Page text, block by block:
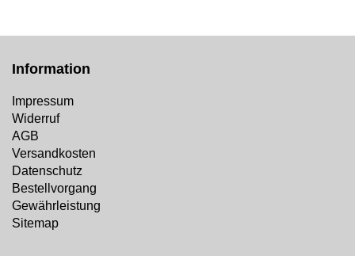
Information
Impressum
Widerruf
AGB
Versandkosten
Datenschutz
Bestellvorgang
Gewährleistung
Sitemap